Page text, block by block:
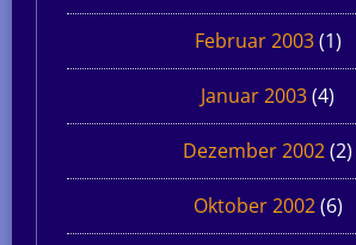
Februar 2003(1)
Januar 2003(4)
Dezember 2002(2)
Oktober 2002(6)